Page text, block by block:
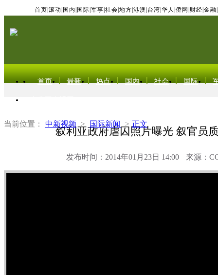
首页 滚动 国内 国际 军事 社会 地方 港澳 台湾 华人 侨网 财经 金融
首页 最新 热点 国内 社会 国际
当前位置： 中新视频 > 国际新闻 > 正文
叙利亚政府虐囚照片曝光 叙官员
发布时间：2014年01月23日 14:00 来源：